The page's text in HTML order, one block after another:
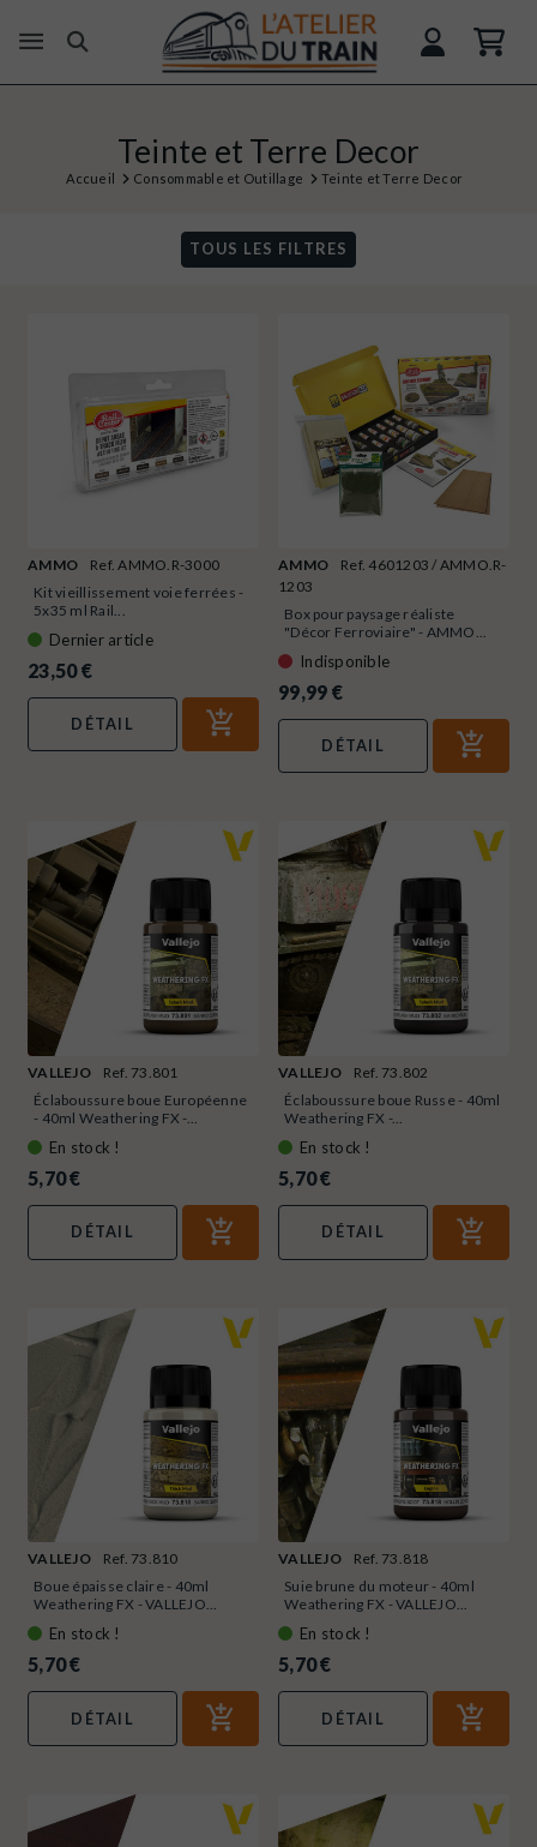
Teinte et Terre Decor
Accueil Consommable et Outillage Teinte et Terre Decor
TOUS LES FILTRES
AMMO
Ref. AMMO.R-3000
Kit vieillissement voie ferrées -
5x35 ml Rail...
Dernier article
23,50 €
DÉTAIL
AMMO
Ref. 4601203 / AMMO.R-
1203
Box pour paysage réaliste
"Décor Ferroviaire" - AMMO...
Indisponible
99,99 €
DÉTAIL
VALLEJO
Ref. 73.801
Éclaboussure boue Européenne
- 40ml Weathering FX -...
En stock !
5,70 €
DÉTAIL
VALLEJO
Ref. 73.802
Éclaboussure boue Russe - 40ml
Weathering FX -...
En stock !
5,70 €
DÉTAIL
VALLEJO
Ref. 73.810
Boue épaisse claire - 40ml
Weathering FX - VALLEJO...
En stock !
5,70 €
DÉTAIL
VALLEJO
Ref. 73.818
Suie brune du moteur - 40ml
Weathering FX - VALLEJO...
En stock !
5,70 €
DÉTAIL